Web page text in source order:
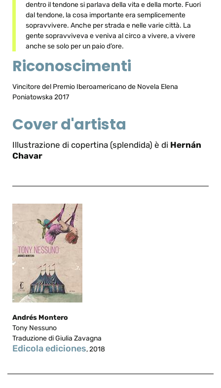
dentro il tendone si parlava della vita e della morte. Fuori
dal tendone, la cosa importante era semplicemente
sopravvivere. Anche per strada e nelle varie città. La
gente sopravviveva e veniva al circo a vivere, a vivere
anche se solo per un paio d’ore.
Riconoscimenti
Vincitore del Premio Iberoamericano de Novela Elena
Poniatowska 2017
Cover d'artista
Illustrazione di copertina (splendida) è di Hernán
Chavar
Andrés Montero
Tony Nessuno
Traduzione di Giulia Zavagna
Edicola ediciones, 2018